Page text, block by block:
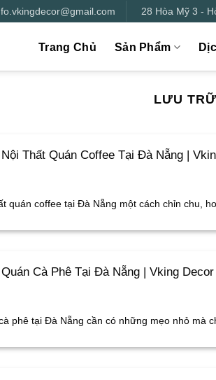
28 Hòa Mỹ 3 -
Trang Chủ Sản Phẩm
LƯU
Thất Quán Coffee Tại Đà Nẵng |
quán coffee tại Đà Nẵng một cách chỉn chu,
Cà Phê Tại Đà Nẵng | Vking Decor
phê tại Đà Nẵng cần có những mẹo nhỏ mà